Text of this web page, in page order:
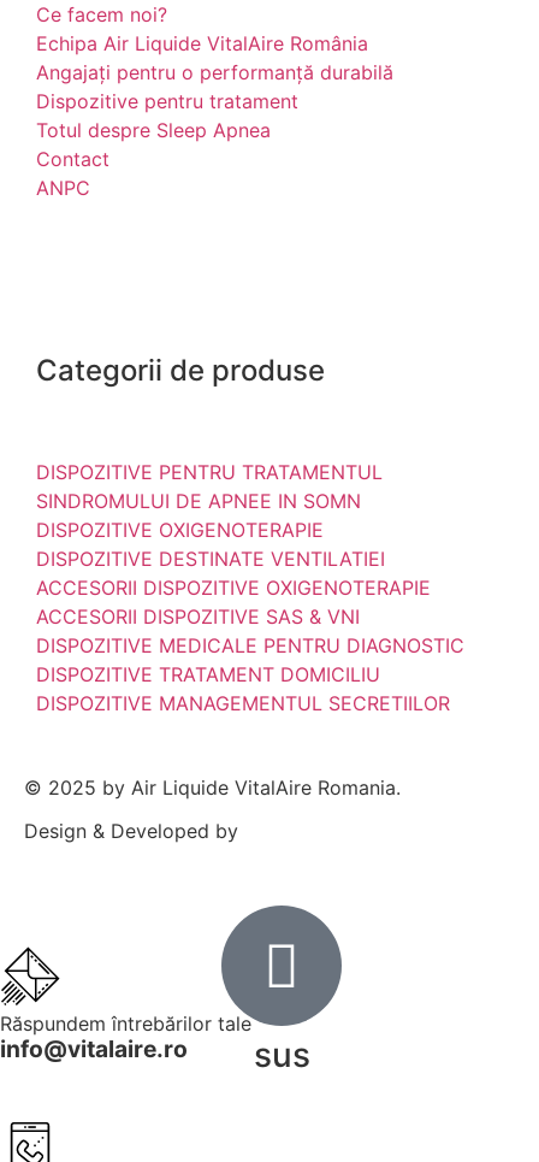
Ce facem noi?
Echipa Air Liquide VitalAire România
Angajați pentru o performanță durabilă
Dispozitive pentru tratament
Totul despre Sleep Apnea
Contact
ANPC
Categorii de produse
DISPOZITIVE PENTRU TRATAMENTUL
SINDROMULUI DE APNEE IN SOMN
DISPOZITIVE OXIGENOTERAPIE
DISPOZITIVE DESTINATE VENTILATIEI
ACCESORII DISPOZITIVE OXIGENOTERAPIE
ACCESORII DISPOZITIVE SAS & VNI
DISPOZITIVE MEDICALE PENTRU DIAGNOSTIC
DISPOZITIVE TRATAMENT DOMICILIU
DISPOZITIVE MANAGEMENTUL SECRETIILOR
© 2025 by Air Liquide VitalAire Romania.
Design & Developed by
sus
Răspundem întrebărilor tale
info@vitalaire.ro